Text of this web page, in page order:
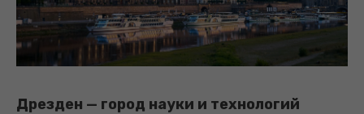
Дрезден — город науки и технологий